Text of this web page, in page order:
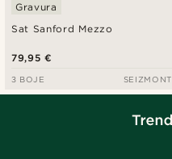
Sat Sanford Mezzo
Gravura
79,95 €
3 BOJE SEIZMONT